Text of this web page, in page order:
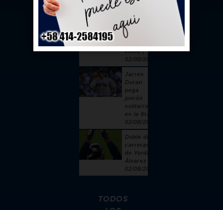
Alcántara
cuelga 6
ceros y
cinco |
02/08/2026
Jarren
Duran
pega
jonrón
solitario
en la 6ta |
02/08/2026
Doble de 2
carreras
de Yordan
Álvarez |
02/08/2026
TODOS